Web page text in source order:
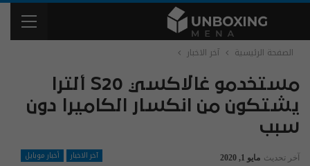
الصفحة الرئيسية آخر الاخبار
مستخدمو غالاكسي S20 ألترا
يشتكون من انكسار الكاميرا دون
سبب
آخر الاخبار أخبار موبايل آخر تحديث مايو 1, 2020